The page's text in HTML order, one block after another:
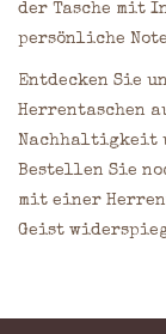
der Tasche mit
persönliche
Entdecken Sie
Herrentaschen
Nachhaltigkeit
Bestellen Sie
mit einer
Geist